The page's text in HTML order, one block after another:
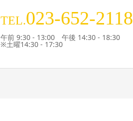
TEL.023-652-2118
午前 9:30 - 13:00 午後 14:30 - 18:30
※土曜14:30 - 17:30